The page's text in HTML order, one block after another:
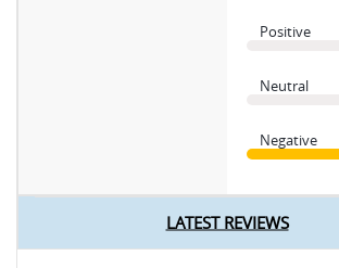
Positive
Neutral
Negative
LATEST REVIEWS